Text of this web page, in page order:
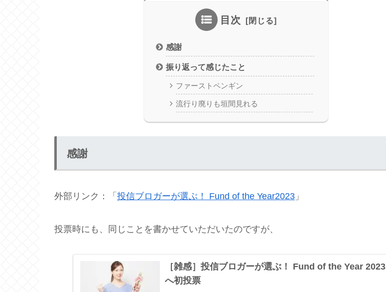
目次
感謝
振り返って感じたこと
ファーストペンギン
流行り廃りも垣間見れる
感謝
外部リンク：「 投信ブロガーが選ぶ！ Fund of the Year2023 」
投票時にも、同じことを書かせていただいたのですが、
［雑感］投信ブロガーが選ぶ！ Fund of the Year 2023
へ初投票